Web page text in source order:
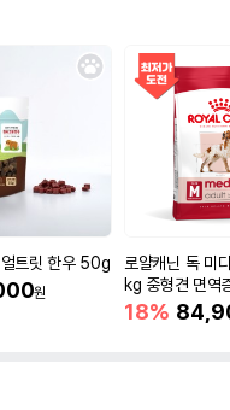
트릿 한우 50g
원
로얄캐닌 독 미
kg 중형견 면역
18%